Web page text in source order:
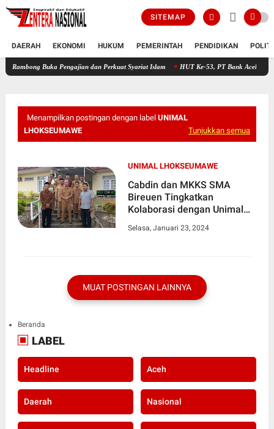
SITEMAP
DAERAH EKONOMI HUKUM PEMERINTAH PENDIDIKAN
Buka Pengajian dan Perkuat Syariat Islam HUT Ke-53, PT Bank Aceh Syariah KC
Menampilkan postingan dengan label UNIMAL
LHOKSEUMAWE
Tunjukkan semua
UNIMAL LHOKSEUMAWE
Cabdin dan MKKS SMA
Bireuen Tingkatkan
Kolaborasi dengan Unimal
Selasa, Januari 23, 2024
MUAT POSTINGAN LAINNYA
Beranda
LABEL
Headline Aceh
Daerah Nasional